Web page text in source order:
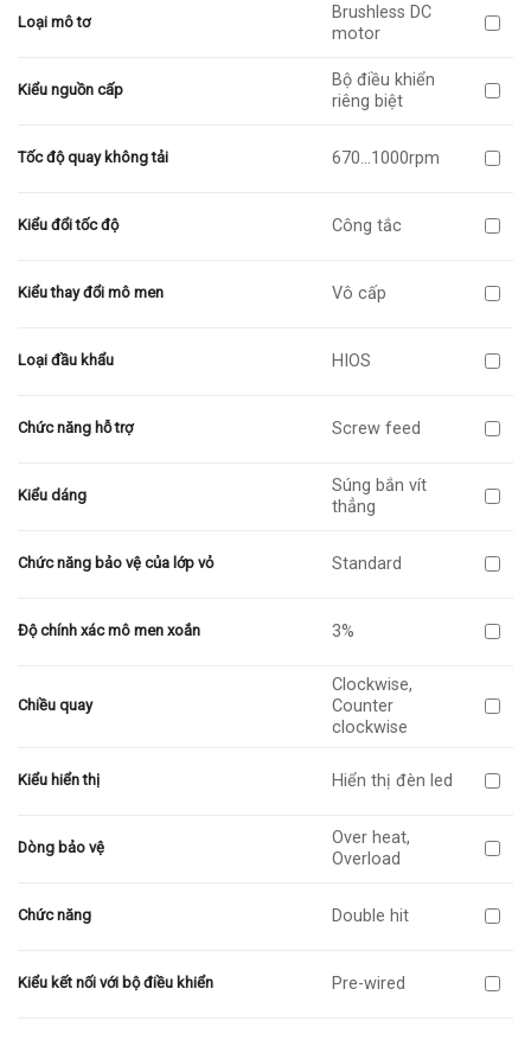
Loại mô tơ
Brushless DC
motor
Kiểu nguồn cấp
Bộ điều khiển
riêng biệt
Tốc độ quay không tải 670…1000rpm
Kiểu đổi tốc độ Công tắc
Kiểu thay đổi mô men Vô cấp
Loại đầu khẩu HIOS
Chức năng hỗ trợ Screw feed
Kiểu dáng
Súng bắn vít
thẳng
Chức năng bảo vệ của lớp vỏ Standard
Độ chính xác mô men xoắn 3%
Chiều quay
Clockwise,
Counter
clockwise
Kiểu hiển thị Hiển thị đèn led
Dòng bảo vệ
Over heat,
Overload
Chức năng Double hit
Kiểu kết nối với bộ điều khiển Pre-wired